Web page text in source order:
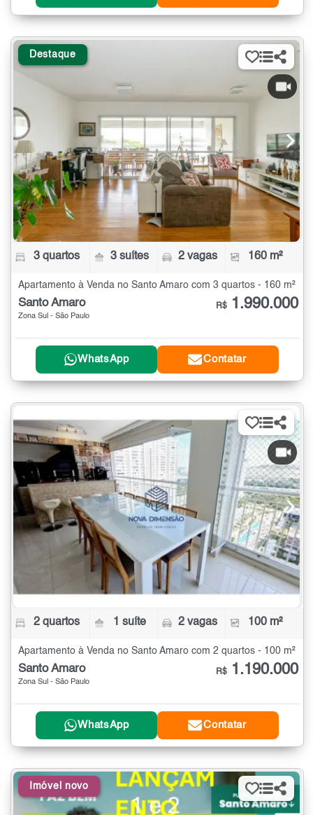
Destaque
3 quartos 3 suítes 2 vagas 160 m²
Apartamento à Venda no Santo Amaro com 3 quartos - 160 m²
Santo Amaro
Zona Sul - São Paulo
R$ 1.990.000
WhatsApp Contatar
2 quartos 1 suíte 2 vagas 100 m²
Apartamento à Venda no Santo Amaro com 2 quartos - 100 m²
Santo Amaro
Zona Sul - São Paulo
R$ 1.190.000
WhatsApp Contatar
Imóvel novo